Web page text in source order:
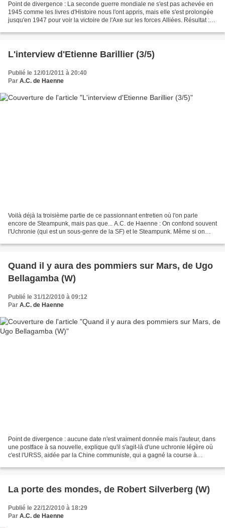
Point de divergence : La seconde guerre mondiale ne s'est pas achevée en
1945 comme les livres d'Histoire nous l'ont appris, mais elle s'est prolongée
jusqu'en 1947 pour voir la victoire de l'Axe sur les forces Alliées. Résultat :
L'interview d'Etienne Barillier (3/5)
Publié le 12/01/2011 à 20:40
Par A.C. de Haenne
Voilà déjà la troisième partie de ce passionnant entretien où l'on parle
encore de Steampunk, mais pas que... A.C. de Haenne : On confond souvent
l'Uchronie (qui est un sous-genre de la SF) et le Steampunk. Même si on
Quand il y aura des pommiers sur Mars, de Ugo
Bellagamba (W)
Publié le 31/12/2010 à 09:12
Par A.C. de Haenne
Point de divergence : aucune date n'est vraiment donnée mais l'auteur, dans
une postface à sa nouvelle, explique qu'il s'agit-là d'une uchronie légère où
c'est l'URSS, aidée par la Chine communiste, qui a gagné la course à
La porte des mondes, de Robert Silverberg (W)
Publié le 22/12/2010 à 18:29
Par A.C. de Haenne